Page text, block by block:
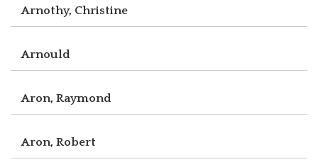
Arnothy, Christine
Arnould
Aron, Raymond
Aron, Robert